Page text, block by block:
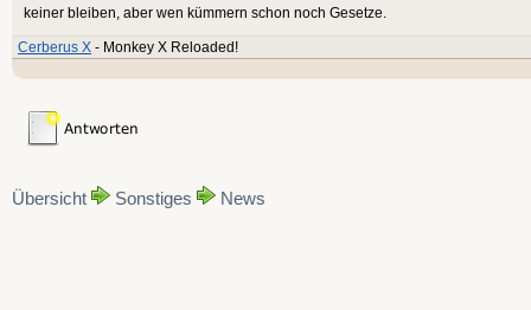
keiner bleiben, aber wen kümmern schon noch Gesetze.
Cerberus X - Monkey X Reloaded!
Übersicht Sonstiges News